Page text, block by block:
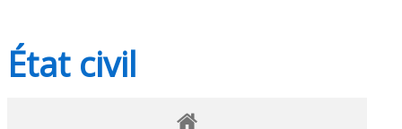
État civil